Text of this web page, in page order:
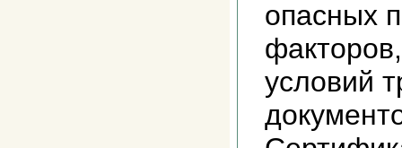
опасных
условий